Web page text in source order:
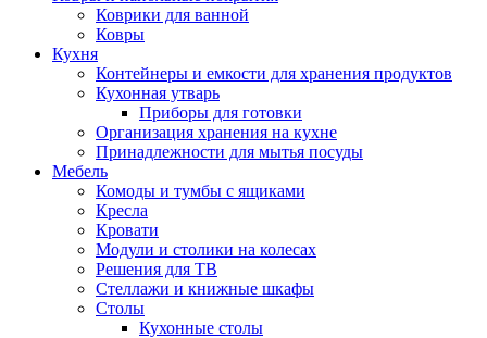
Коврики для ванной
Ковры
Кухня
Контейнеры и емкости для хранения продуктов
Кухонная утварь
Приборы для готовки
Организация хранения на кухне
Принадлежности для мытья посуды
Мебель
Комоды и тумбы с ящиками
Кресла
Кровати
Модули и столики на колесах
Решения для ТВ
Стеллажи и книжные шкафы
Столы
Кухонные столы